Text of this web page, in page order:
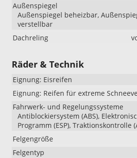
Außenspiegel
Außenspiegel beheizbar,
verstellbar
Dachreling
Räder & Technik
Eignung: Eisreifen
Eignung: Reifen für extreme
Fahrwerk- und Regelungssysteme
Antiblockiersystem (ABS),
Programm (ESP), Traktionskontrolle
Felgengröße
Felgentyp